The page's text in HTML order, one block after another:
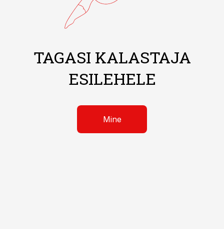
TAGASI KALASTAJA
ESILEHELE
Mine